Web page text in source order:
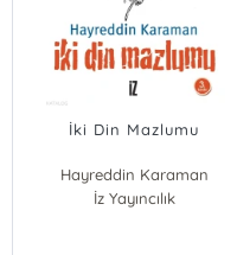
İki Din Mazlumu
Hayreddin Karaman
İz Yayıncılık